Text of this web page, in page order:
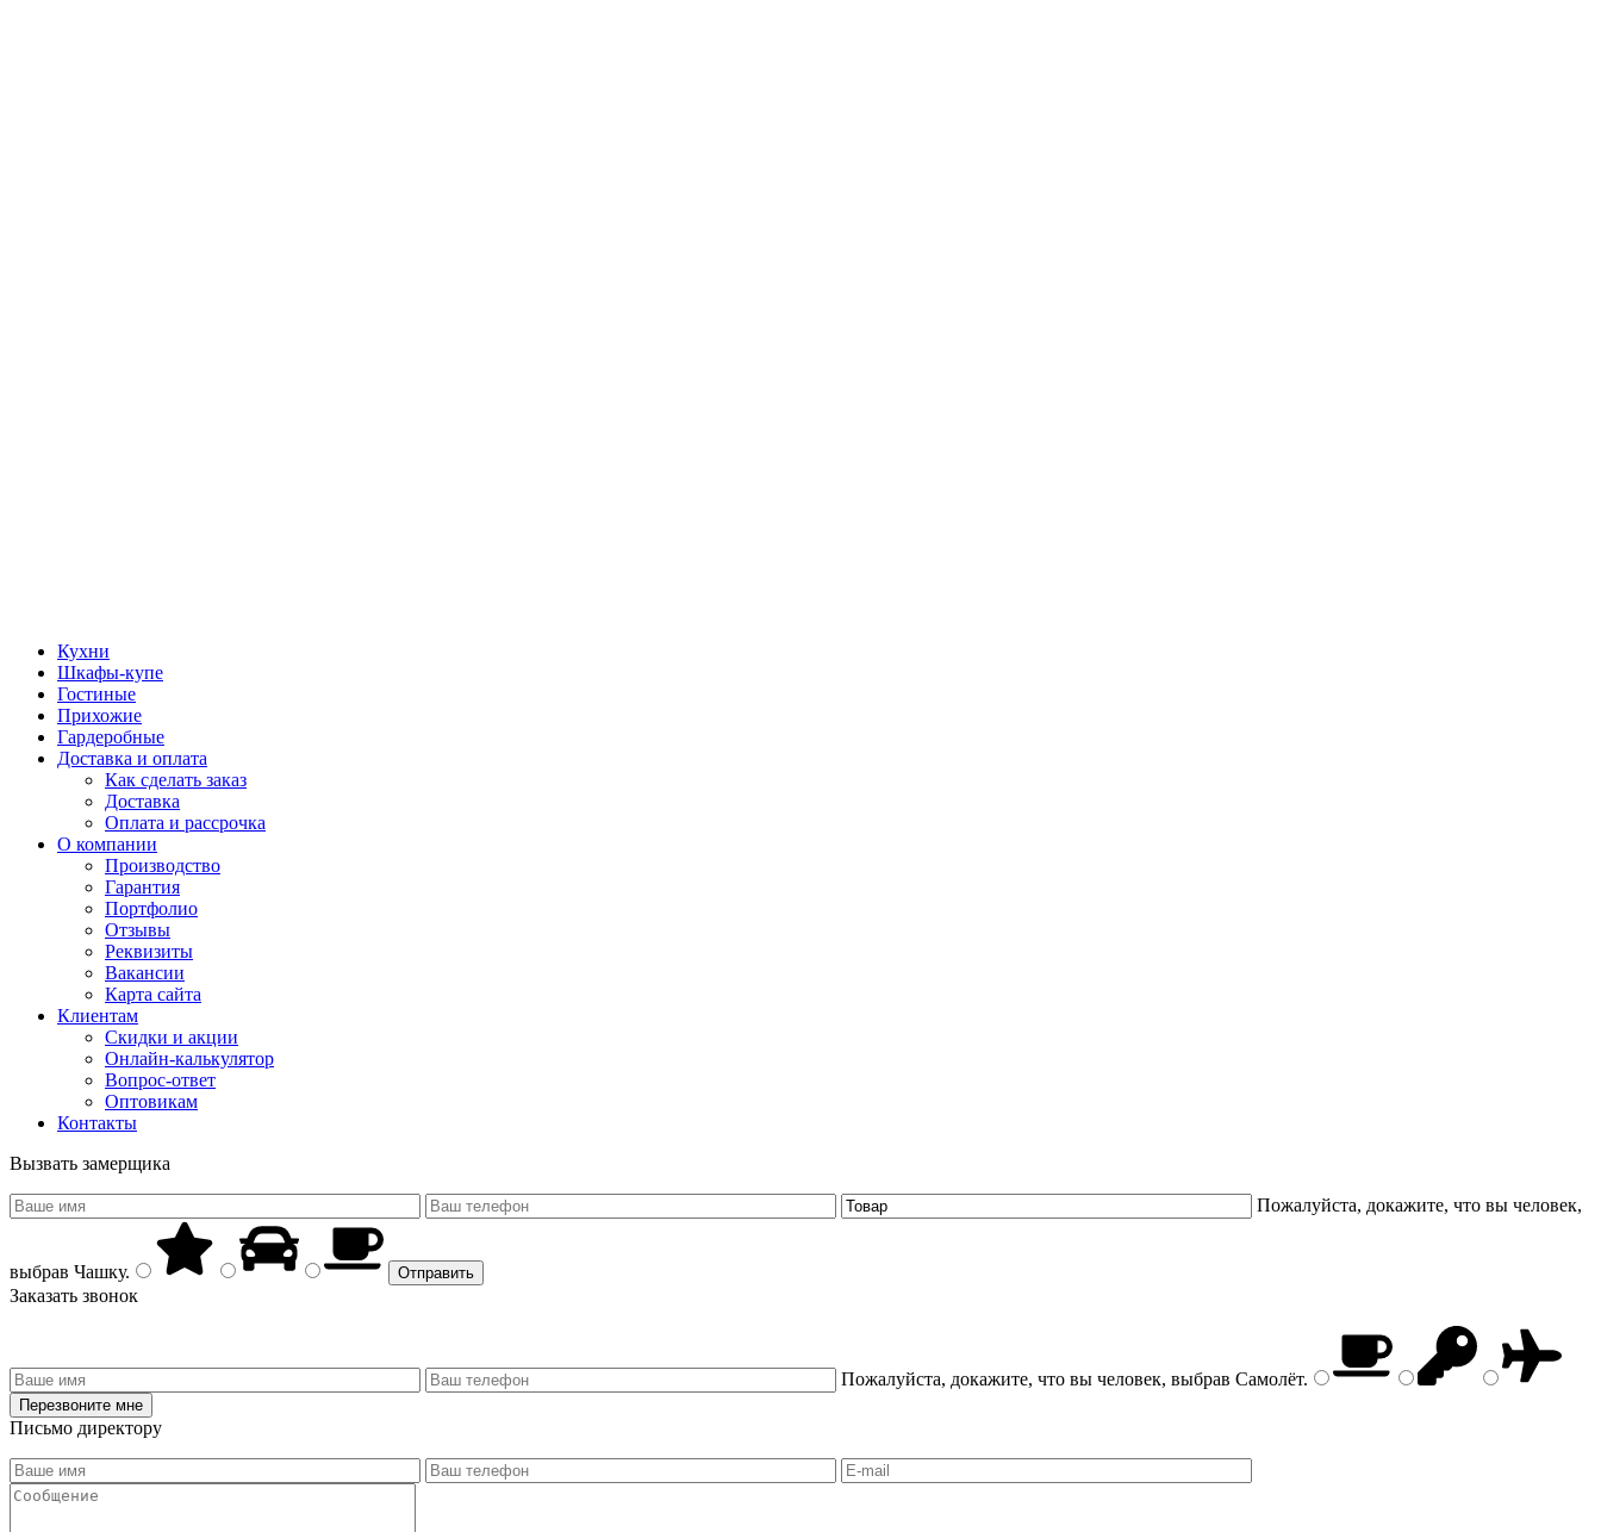
Кухни
Шкафы-купе
Гостиные
Прихожие
Гардеробные
Доставка и оплата
Как сделать заказ
Доставка
Оплата и рассрочка
О компании
Производство
Гарантия
Портфолио
Отзывы
Реквизиты
Вакансии
Карта сайта
Клиентам
Скидки и акции
Онлайн-калькулятор
Вопрос-ответ
Оптовикам
Контакты
Вызвать замерщика
Пожалуйста, докажите, что вы человек,
выбрав Чашку.
Заказать звонок
Пожалуйста, докажите, что вы человек, выбрав Самолёт.
Письмо директору